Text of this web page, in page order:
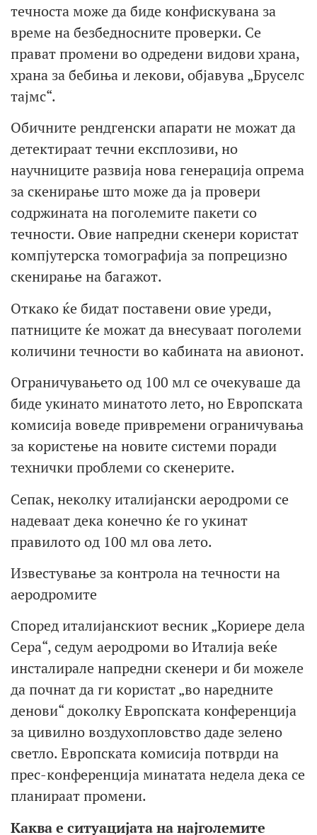
течноста може да биде конфискувана за
време на безбедносните проверки. Се
прават промени во одредени видови храна,
храна за бебиња и лекови, објавува „Бруселс
тајмс“.
Обичните рендгенски апарати не можат да
детектираат течни експлозиви, но
научниците развија нова генерација опрема
за скенирање што може да ја провери
содржината на поголемите пакети со
течности. Овие напредни скенери користат
компјутерска томографија за попрецизно
скенирање на багажот.
Откако ќе бидат поставени овие уреди,
патниците ќе можат да внесуваат поголеми
количини течности во кабината на авионот.
Ограничувањето од 100 мл се очекуваше да
биде укинато минатото лето, но Европската
комисија воведе привремени ограничувања
за користење на новите системи поради
технички проблеми со скенерите.
Сепак, неколку италијански аеродроми се
надеваат дека конечно ќе го укинат
правилото од 100 мл ова лето.
Известување за контрола на течности на
аеродромите
Според италијанскиот весник „Кориере дела
Сера“, седум аеродроми во Италија веќе
инсталирале напредни скенери и би можеле
да почнат да ги користат „во наредните
денови“ доколку Европската конференција
за цивилно воздухопловство даде зелено
светло. Европската комисија потврди на
прес-конференција минатата недела дека се
планираат промени.
Каква е ситуацијата на најголемите